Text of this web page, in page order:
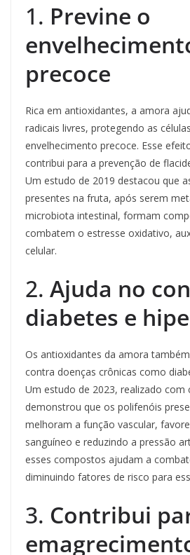
1. Previne o
precoce
Rica em antioxidantes, a amora
radicais livres, protegendo as
envelhecimento precoce. Esse
contribui para a prevenção de
Um estudo de 2019 destacou que
presentes na fruta, após serem
microbiota intestinal, formam
combatem o estresse oxidativo,
celular.
2. Ajuda no
diabetes e
Os antioxidantes da amora
contra doenças crônicas como
Um estudo de 2023, realizado com
demonstrou que os polifenóis
melhoram a função vascular,
sanguíneo e reduzindo a pressão
esses compostos ajudam a
diminuindo fatores de risco para
3. Contribui